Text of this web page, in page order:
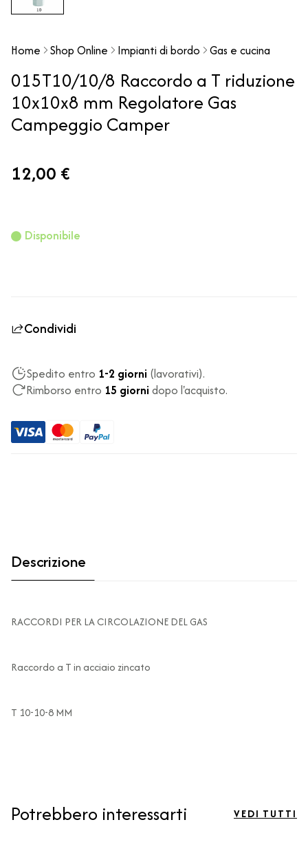
Home Shop Online Impianti di bordo Gas e cucina
015T10/10/8 Raccordo a T riduzione
10x10x8 mm Regolatore Gas
Campeggio Camper
12,00 €
Disponibile
Condividi
Spedito entro 1-2 giorni (lavorativi).
Rimborso entro 15 giorni dopo l'acquisto.
Descrizione
RACCORDI PER LA CIRCOLAZIONE DEL GAS
Raccordo a T in acciaio zincato
T 10-10-8 MM
Potrebbero interessarti VEDI TUTTI